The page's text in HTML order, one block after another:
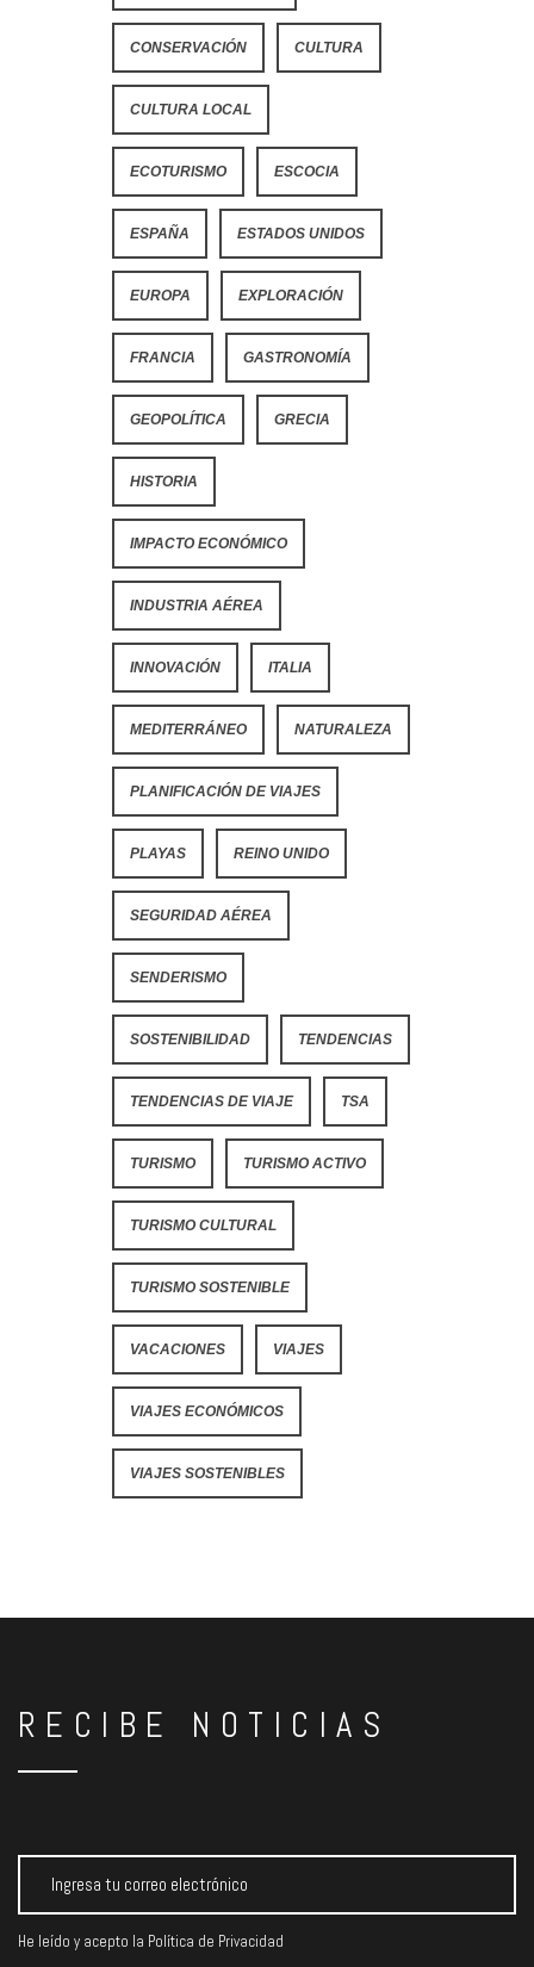
CONSERVACIÓN CULTURA
CULTURA LOCAL
ECOTURISMO ESCOCIA
ESPAÑA ESTADOS UNIDOS
EUROPA EXPLORACIÓN
FRANCIA GASTRONOMÍA
GEOPOLÍTICA GRECIA
HISTORIA
IMPACTO ECONÓMICO
INDUSTRIA AÉREA
INNOVACIÓN ITALIA
MEDITERRÁNEO NATURALEZA
PLANIFICACIÓN DE VIAJES
PLAYAS REINO UNIDO
SEGURIDAD AÉREA
SENDERISMO
SOSTENIBILIDAD TENDENCIAS
TENDENCIAS DE VIAJE TSA
TURISMO TURISMO ACTIVO
TURISMO CULTURAL
TURISMO SOSTENIBLE
VACACIONES VIAJES
VIAJES ECONÓMICOS
VIAJES SOSTENIBLES
RECIBE NOTICIAS
He leído y acepto la Política de Privacidad